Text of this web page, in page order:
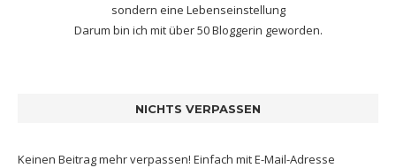
sondern eine Lebenseinstellung
Darum bin ich mitüber 50 Bloggerin geworden.
NICHTS VERPASSEN
Keinen Beitrag mehr verpassen! Einfach mit E-Mail-Adresse